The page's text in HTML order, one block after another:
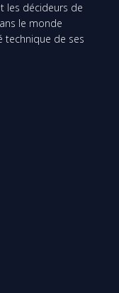
les décideurs de
le monde
technique de ses